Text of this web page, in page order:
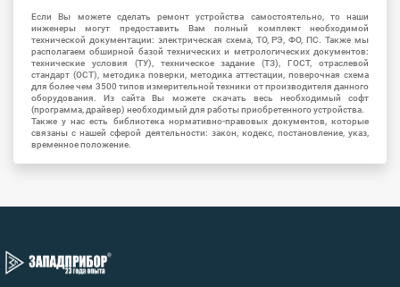
Если Вы можете сделать ремонт устройства самостоятельно, то наши
инженеры могут предоставить Вам полный комплект необходимой
технической документации: электрическая схема, ТО, РЭ, ФО, ПС. Также мы
располагаем обширной базой технических и метрологических документов:
технические условия (ТУ), техническое задание (ТЗ), ГОСТ, отраслевой
стандарт (ОСТ), методика поверки, методика аттестации, поверочная схема
для более чем 3500 типов измерительной техники от производителя данного
оборудования. Из сайта Вы можете скачать весь необходимый софт
(программа, драйвер) необходимый для работы приобретенного устройства.
Также у нас есть библиотека нормативно-правовых документов, которые
связаны с нашей сферой деятельности: закон, кодекс, постановление, указ,
временное положение.